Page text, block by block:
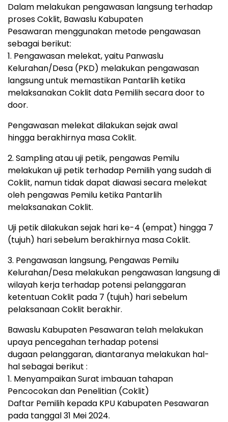
Dalam melakukan pengawasan langsung terhadap
proses Coklit, Bawaslu Kabupaten
Pesawaran menggunakan metode pengawasan
sebagai berikut:
1. Pengawasan melekat, yaitu Panwaslu
Kelurahan/Desa (PKD) melakukan pengawasan
langsung untuk memastikan Pantarlih ketika
melaksanakan Coklit data Pemilih secara door to
door.
Pengawasan melekat dilakukan sejak awal
hingga berakhirnya masa Coklit.
2. Sampling atau uji petik, pengawas Pemilu
melakukan uji petik terhadap Pemilih yang sudah di
Coklit, namun tidak dapat diawasi secara melekat
oleh pengawas Pemilu ketika Pantarlih
melaksanakan Coklit.
Uji petik dilakukan sejak hari ke-4 (empat) hingga 7
(tujuh) hari sebelum berakhirnya masa Coklit.
3. Pengawasan langsung, Pengawas Pemilu
Kelurahan/Desa melakukan pengawasan langsung di
wilayah kerja terhadap potensi pelanggaran
ketentuan Coklit pada 7 (tujuh) hari sebelum
pelaksanaan Coklit berakhir.
Bawaslu Kabupaten Pesawaran telah melakukan
upaya pencegahan terhadap potensi
dugaan pelanggaran, diantaranya melakukan hal-
hal sebagai berikut :
1. Menyampaikan Surat imbauan tahapan
Pencocokan dan Penelitian (Coklit)
Daftar Pemilih kepada KPU Kabupaten Pesawaran
pada tanggal 31 Mei 2024.